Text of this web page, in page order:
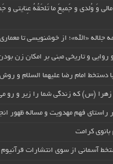
وَ وُلدی و جَمیعَ ما تَلحَقُهُ عِنایتی و
جلاله «الله»؛ از خوشنویسی تا معماری
روایی و تاریخی مبنی بر امکان زن
دستخط امام رضا علیهما السلام و
(س) که زندگی شما را زیر و رو
راستای فهم مهدویت و مساله ظهور
کرامت
آسمانی از سوی انتشارات قرآنیوم